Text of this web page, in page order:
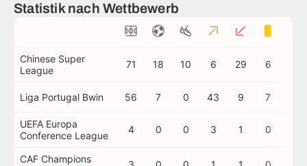
Statistik nach Wettbewerb
Chinese Super
League
71 18 10 6 29 6
Liga Portugal Bwin 56 7 0 43 9 7
UEFA Europa
Conference League
4 0 0 3 1 0
CAF Champions